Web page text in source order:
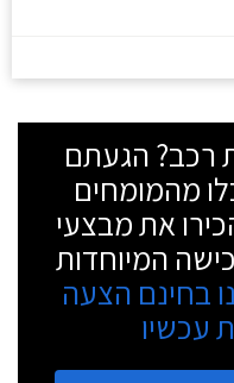
רכב? הגעתם
מהמומחים
את מבצעי
המיוחדות
בחינם הצעה
עכשיו